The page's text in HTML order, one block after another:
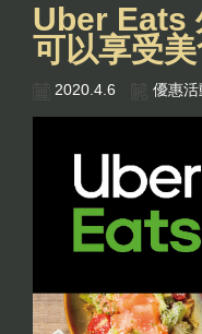
Uber Eats
可以享受
2020.4.6 優惠